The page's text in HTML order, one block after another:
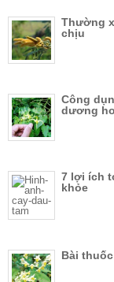
Thường
chịu
Công
dương
7 lợi ích
khỏe
Bài